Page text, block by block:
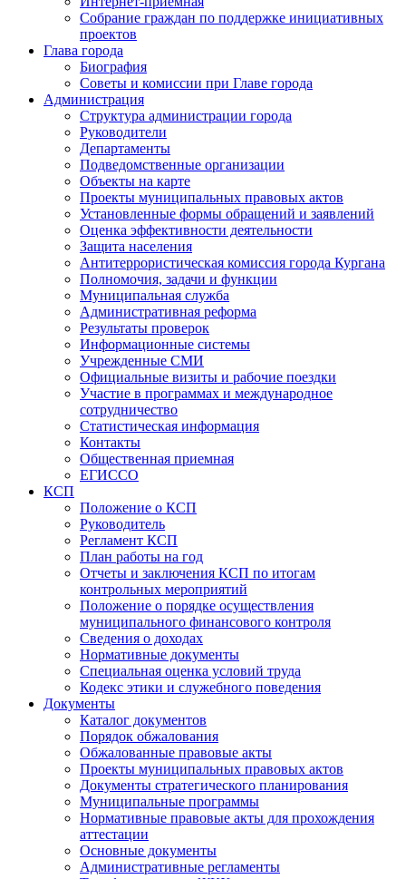
Собрание граждан по поддержке инициативных
проектов
Глава города
Биография
Советы и комиссии при Главе города
Администрация
Структура администрации города
Руководители
Департаменты
Подведомственные организации
Объекты на карте
Проекты муниципальных правовых актов
Установленные формы обращений и заявлений
Оценка эффективности деятельности
Защита населения
Антитеррористическая комиссия города Кургана
Полномочия, задачи и функции
Муниципальная служба
Административная реформа
Результаты проверок
Информационные системы
Учрежденные СМИ
Официальные визиты и рабочие поездки
Участие в программах и международное
сотрудничество
Статистическая информация
Контакты
Общественная приемная
ЕГИССО
КСП
Положение о КСП
Руководитель
Регламент КСП
План работы на год
Отчеты и заключения КСП по итогам
контрольных мероприятий
Положение о порядке осуществления
муниципального финансового контроля
Сведения о доходах
Нормативные документы
Специальная оценка условий труда
Кодекс этики и служебного поведения
Документы
Каталог документов
Порядок обжалования
Обжалованные правовые акты
Проекты муниципальных правовых актов
Документы стратегического планирования
Муниципальные программы
Нормативные правовые акты для прохождения
аттестации
Основные документы
Административные регламенты